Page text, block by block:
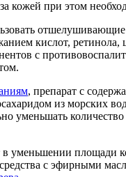
кожей при этом
отшелушивающие
кислот, ретинола,
с
, препарат с
из морских
уменьшать
в уменьшении площади
с эфирными